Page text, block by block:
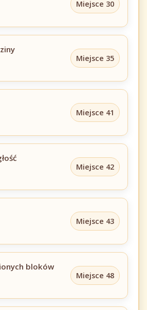
Miejsce 30
Miejsce 35
Miejsce 41
Miejsce 42
Miejsce 43
bloków
Miejsce 48